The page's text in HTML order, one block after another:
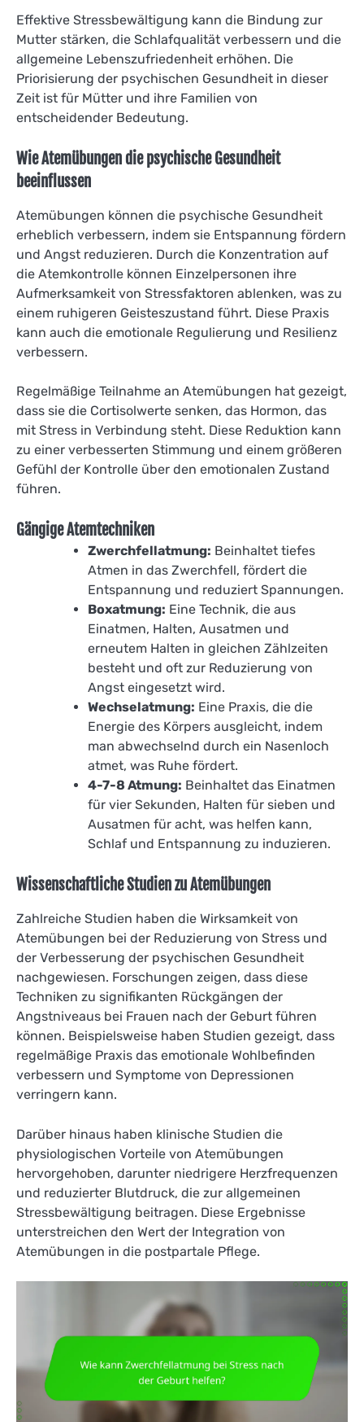
Effektive Stressbewältigung kann die Bindung zur
Mutter stärken, die Schlafqualität verbessern und die
allgemeine Lebenszufriedenheit erhöhen. Die
Priorisierung der psychischen Gesundheit in dieser
Zeit ist für Mütter und ihre Familien von
entscheidender Bedeutung.
Wie Atemübungen die psychische Gesundheit
beeinflussen
Atemübungen können die psychische Gesundheit
erheblich verbessern, indem sie Entspannung fördern
und Angst reduzieren. Durch die Konzentration auf
die Atemkontrolle können Einzelpersonen ihre
Aufmerksamkeit von Stressfaktoren ablenken, was zu
einem ruhigeren Geisteszustand führt. Diese Praxis
kann auch die emotionale Regulierung und Resilienz
verbessern.
Regelmäßige Teilnahme an Atemübungen hat gezeigt,
dass sie die Cortisolwerte senken, das Hormon, das
mit Stress in Verbindung steht. Diese Reduktion kann
zu einer verbesserten Stimmung und einem größeren
Gefühl der Kontrolle über den emotionalen Zustand
führen.
Gängige Atemtechniken
Zwerchfellatmung: Beinhaltet tiefes
Atmen in das Zwerchfell, fördert die
Entspannung und reduziert Spannungen.
Boxatmung: Eine Technik, die aus
Einatmen, Halten, Ausatmen und
erneutem Halten in gleichen Zählzeiten
besteht und oft zur Reduzierung von
Angst eingesetzt wird.
Wechselatmung: Eine Praxis, die die
Energie des Körpers ausgleicht, indem
man abwechselnd durch ein Nasenloch
atmet, was Ruhe fördert.
4-7-8 Atmung: Beinhaltet das Einatmen
für vier Sekunden, Halten für sieben und
Ausatmen für acht, was helfen kann,
Schlaf und Entspannung zu induzieren.
Wissenschaftliche Studien zu Atemübungen
Zahlreiche Studien haben die Wirksamkeit von
Atemübungen bei der Reduzierung von Stress und
der Verbesserung der psychischen Gesundheit
nachgewiesen. Forschungen zeigen, dass diese
Techniken zu signifikanten Rückgängen der
Angstniveaus bei Frauen nach der Geburt führen
können. Beispielsweise haben Studien gezeigt, dass
regelmäßige Praxis das emotionale Wohlbefinden
verbessern und Symptome von Depressionen
verringern kann.
Darüber hinaus haben klinische Studien die
physiologischen Vorteile von Atemübungen
hervorgehoben, darunter niedrigere Herzfrequenzen
und reduzierter Blutdruck, die zur allgemeinen
Stressbewältigung beitragen. Diese Ergebnisse
unterstreichen den Wert der Integration von
Atemübungen in die postpartale Pflege.